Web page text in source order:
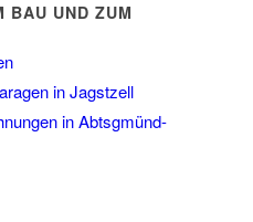
BAU UND ZUM
in Jagstzell
in Abtsgmünd-